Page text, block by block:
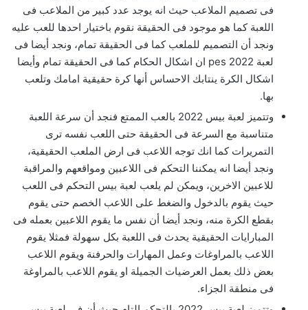
فى تصميم الملاعب حيث انه يوجد عدد كبير من الملاعب فى
اللعبة كما هو موجود فى الحقيقة نقوم باختيار احدها للعب عليه
ونجد أن التصميم للملعب كما فى الحقيقة تمام، ونجد أيضا فى
لعبة pes 2022 ان اشكال الحكام كما فى الحقيقة تمام وأيضا
اشكال الكرة ينتابك الاحساس أنها كرة حقيقية امامك وتلعب
بها.
وتتميز لعبة بيس 2022 بالعب الممتع فنجد أن سرعة اللعبة
متناسبة مع السرعة فى الحقيقة حتى اللعب نفسه ترى
التمريرات كما انك توجه اللاعب فى ارض الملعب الحقيقية،
ونجد أيضا انه يمكننا التحكم فى اللاعبين ومواقعهم والمراقبة
للاعبين الاخرين، ويمكن لم يلعب لعبة بيس التحكم فى اللعب
حيث يقوم بالدخول والضغط على اللاعب الخصم حتى يقوم
بقطع الكرة منه، ونجد أيضا أن نفس ما يقوم اللاعبين بعمله فى
المبارايات الحقيقية يحدث فى اللعبة بكل سهولة فمثلا يقوم
اللاعب بالمراوغات وعمل المهارات والحرفنة ويقوم اللاعب
بعض ذلك بعمل العرضيات الجميلة او يقوم اللاعب بالمراوغة
فى منطقة الجزاء.